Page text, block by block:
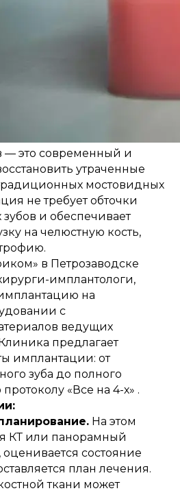
— это современный и
утраченные
мостовидных
не требует обточки
и обеспечивает
на челюстную кость,
в Петрозаводске
имплантологи,
на
с
ведущих
предлагает
имплантации: от
зуба до полного
«Все на 4-х» .
На этом
КТ или панорамный
состояние
план лечения.
ткани может